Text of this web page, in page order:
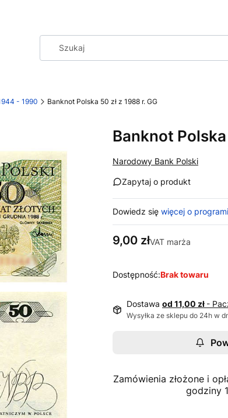
- 1990 Banknot Polska 50 zł z 1988 r. GG
Banknot Polska
Narodowy Bank Polski
Zapytaj o produkt
Dowiedz się więcej o
Cena
9,00 złVAT marża
Dostępność:Brak towaru
Dostawa od 11,00 zł -
Wysyłka ze sklepu do 24h w
Zamówienia złożone i
godziny